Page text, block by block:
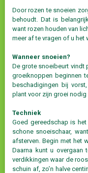
Door rozen te snoeien
behoudt. Dat is
want rozen houden van
meer af te vragen of u het
Wanneer snoeien?
De grote snoeibeurt vindt
groeiknoppen beginnen
beschadigingen bij
plant voor zijn groei
Techniek
Goed gereedschap is
schone snoeischaar,
afsterven. Begin met het
Daarna kunt u
verdikkingen waar de
schuin af, zo’n halve